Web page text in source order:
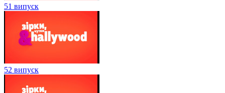
51 випуск
52 випуск